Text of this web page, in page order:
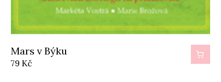
Mars v Býku
79 Kč